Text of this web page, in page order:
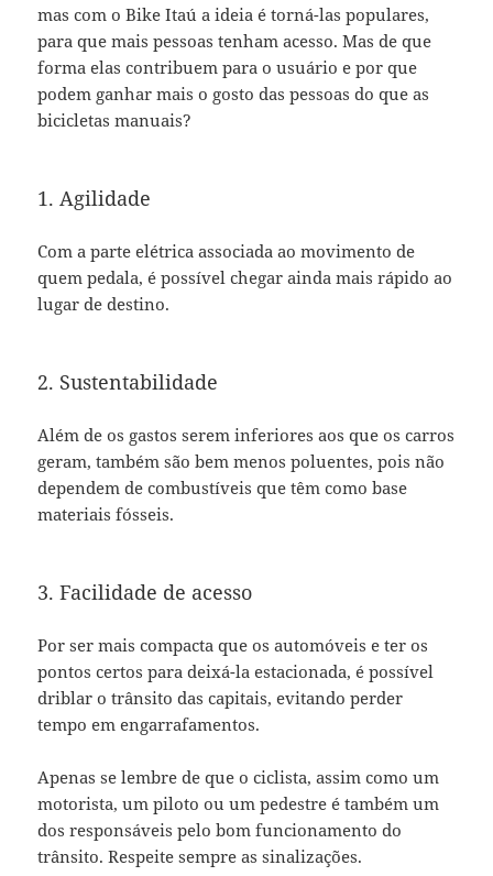
mas com o Bike Itaú a ideia é torná-las populares,
para que mais pessoas tenham acesso. Mas de que
forma elas contribuem para o usuário e por que
podem ganhar mais o gosto das pessoas do que as
bicicletas manuais?
1. Agilidade
Com a parte elétrica associada ao movimento de
quem pedala, é possível chegar ainda mais rápido ao
lugar de destino.
2. Sustentabilidade
Além de os gastos serem inferiores aos que os carros
geram, também são bem menos poluentes, pois não
dependem de combustíveis que têm como base
materiais fósseis.
3. Facilidade de acesso
Por ser mais compacta que os automóveis e ter os
pontos certos para deixá-la estacionada, é possível
driblar o trânsito das capitais, evitando perder
tempo em engarrafamentos.
Apenas se lembre de que o ciclista, assim como um
motorista, um piloto ou um pedestre é também um
dos responsáveis pelo bom funcionamento do
trânsito. Respeite sempre as sinalizações.